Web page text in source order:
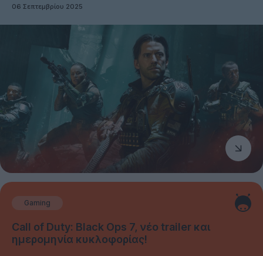
06 Σεπτεμβρίου 2025
Gaming
Call of Duty: Black Ops 7, νέο trailer και
ημερομηνία κυκλοφορίας!